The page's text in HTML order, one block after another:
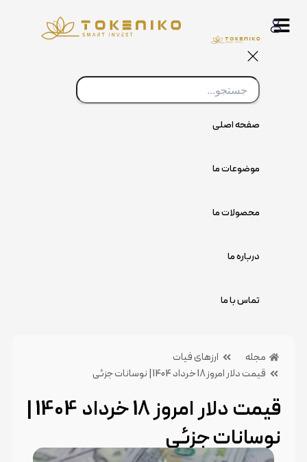
صفحه اصلی
موضوعات ما
محصولات ما
درباره ما
تماس با ما
مجله
ارزهای فیات
قیمت دلار امروز 18 خرداد 1404 | نوسانات جزئی
قیمت دلار امروز 18 خرداد 1404 |
نوسانات جزئی
10 تیر 1404 بدون دیدگاه دسته بندی:ارزهای فیات